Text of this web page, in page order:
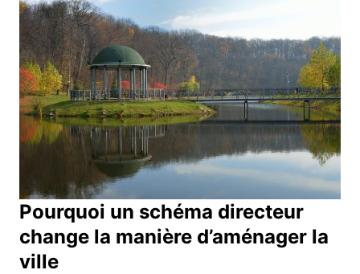
Pourquoi un schéma directeur
change la manière d’aménager la
ville